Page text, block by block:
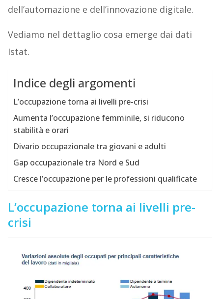
dell’automazione e dell’innovazione digitale.
Vediamo nel dettaglio cosa emerge dai dati
Istat.
Indice degli argomenti
L’occupazione torna ai livelli pre-crisi
Aumenta l’occupazione femminile, si riducono
stabilità e orari
Divario occupazionale tra giovani e adulti
Gap occupazionale tra Nord e Sud
Cresce l’occupazione per le professioni qualificate
L’occupazione torna ai livelli pre-
crisi